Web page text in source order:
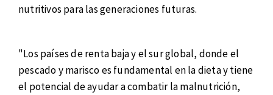
nutritivos para las generaciones futuras.
"Los países de renta baja y el sur global, donde el
pescado y marisco es fundamental en la dieta y tiene
el potencial de ayudar a combatir la malnutrición,